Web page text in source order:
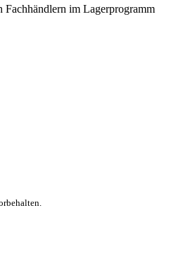
Fachhändlern im Lagerprogramm